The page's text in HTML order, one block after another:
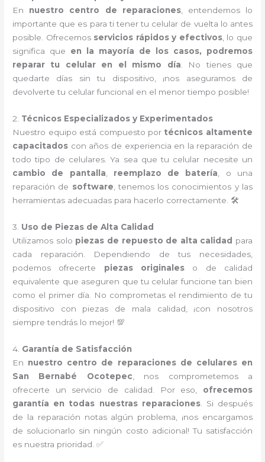
En nuestro centro de reparaciones, entendemos lo
importante que es para ti tener tu celular de vuelta lo antes
posible. Ofrecemos servicios rápidos y efectivos, lo que
significa que en la mayoría de los casos, podremos
reparar tu celular en el mismo día . No tienes que
quedarte días sin tu dispositivo, ¡nos aseguramos de
devolverte tu celular funcional en el menor tiempo posible!
2. Técnicos Especializados y Experimentados
Nuestro equipo está compuesto por técnicos altamente
capacitados con años de experiencia en la reparación de
todo tipo de celulares. Ya sea que tu celular necesite un
cambio de pantalla
reemplazo de batería , o una
reparación de software , tenemos los conocimientos y las
herramientas adecuadas para hacerlo correctamente. 🛠️
3. Uso de Piezas de Alta Calidad
Utilizamos solo piezas de repuesto de alta calidad para
cada reparación. Dependiendo de tus necesidades,
podemos ofrecerte piezas originales o de calidad
equivalente que aseguren que tu celular funcione tan bien
como el primer día. No comprometas el rendimiento de tu
dispositivo con piezas de mala calidad, ¡con nosotros
siempre tendrás lo mejor! 💯
4. Garantía de Satisfacción
En nuestro centro de reparaciones de celulares en
San Bernabé Ocotepec , nos comprometemos a
ofrecerte un servicio de calidad. Por eso, ofrecemos
garantía en todas nuestras reparaciones. Si después
de la reparación notas algún problema, ¡nos encargamos
de solucionarlo sin ningún costo adicional! Tu satisfacción
es nuestra prioridad. ✅